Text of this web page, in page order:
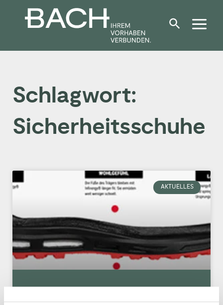
Schlagwort:
Sicherheitsschuhe
AKTUELLES